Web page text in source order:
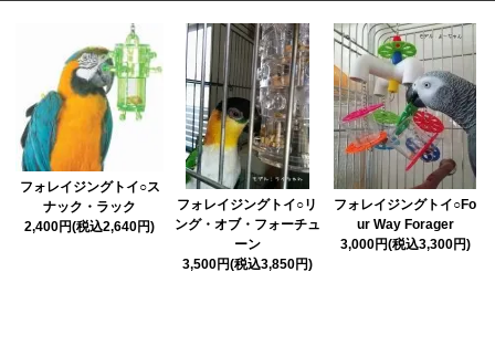
フォレイジングトイ○ス
ナック・ラック
2,400円(税込2,640円)
フォレイジングトイ○リ
ング・オブ・フォーチュ
ーン
3,500円(税込3,850円)
フォレイジングトイ○Fo
ur Way Forager
3,000円(税込3,300円)